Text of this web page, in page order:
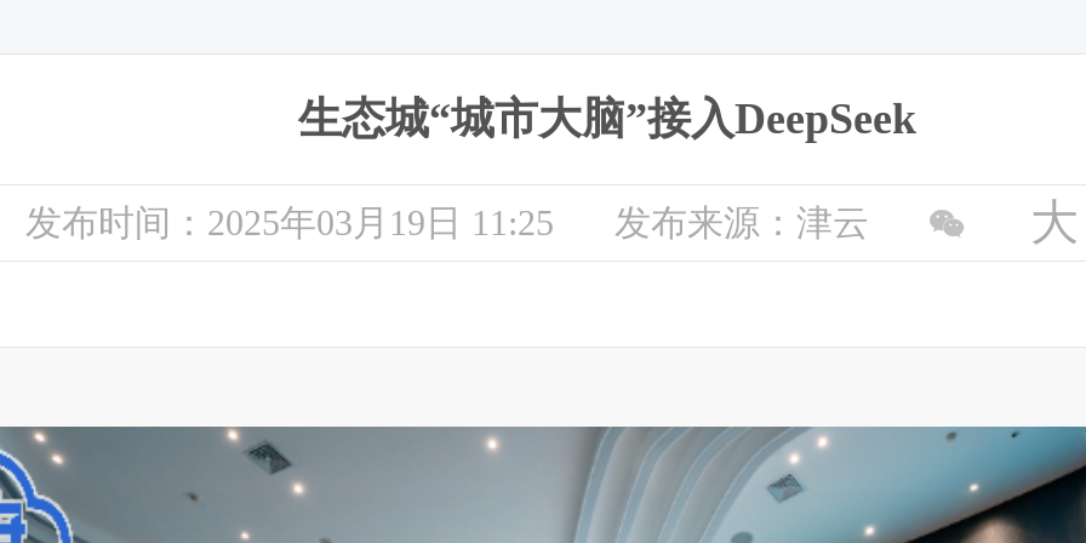
生态城“城市大脑”接入DeepSeek
发布时间：2025年03月19日 11:25 发布来源：津云 大